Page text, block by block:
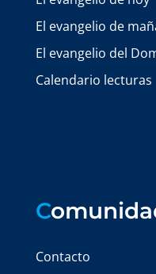
El evangelio de
El evangelio del
Calendario lecturas
C
Contacto